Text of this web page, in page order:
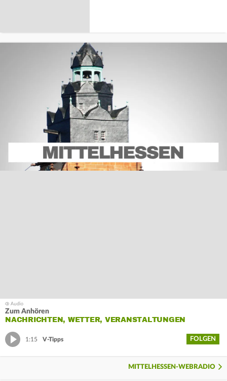
Zum Anhören
NACHRICHTEN, WETTER, VERANSTALTUNGEN
1:15 V-Tipps FOLGEN
MITTELHESSEN-WEBRADIO